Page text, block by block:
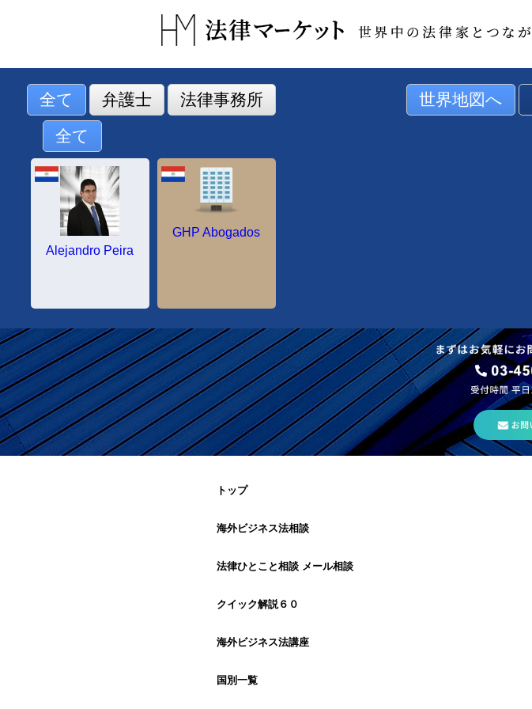
世界地図へ
全て 弁護士
法律事務所
全て
Alejandro Peira
GHP Abogados
トップ
海外ビジネス法相談
法律ひとこと相談 メール相談
クイック解説６０
海外ビジネス法講座
国別一覧